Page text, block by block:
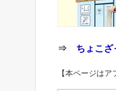
⇒ ちょこざ
【本ページは